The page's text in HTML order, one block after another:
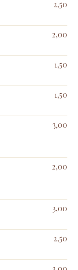
2,50
2,00
1,50
1,50
3,00
2,00
3,00
2,50